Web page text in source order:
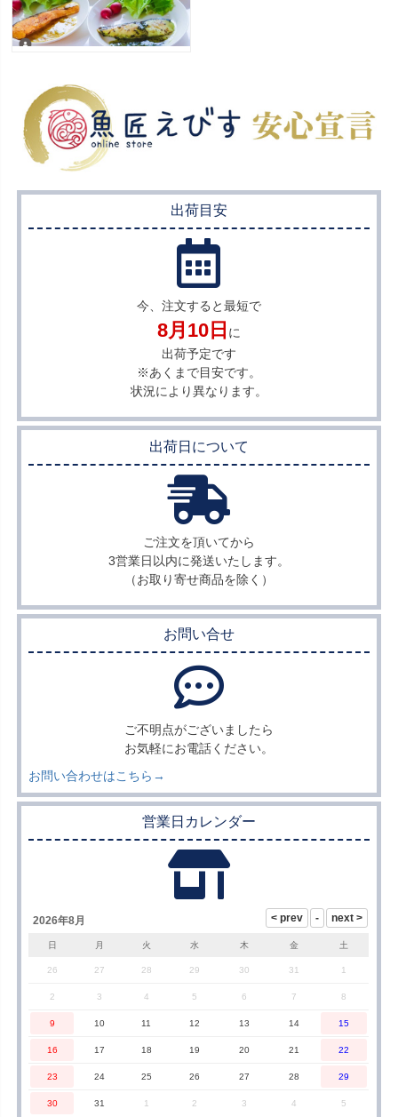
出荷目安
今、注文すると最短で
8月10日 に
出荷予定です
※あくまで目安です。
状況により異なります。
出荷日について
ご注文を頂いてから
3営業日以内に発送いたします。
（お取り寄せ商品を除く）
お問い合せ
ご不明点がございましたら
お気軽にお電話ください。
お問い合わせはこちら→
営業日カレンダー
2026年8月
日 月 火 水 木 金 土
26 27 28 29 30 31 1
2 3 4 5 6 7 8
9 10 11 12 13 14 15
16 17 18 19 20 21 22
23 24 25 26 27 28 29
30 31 1 2 3 4 5